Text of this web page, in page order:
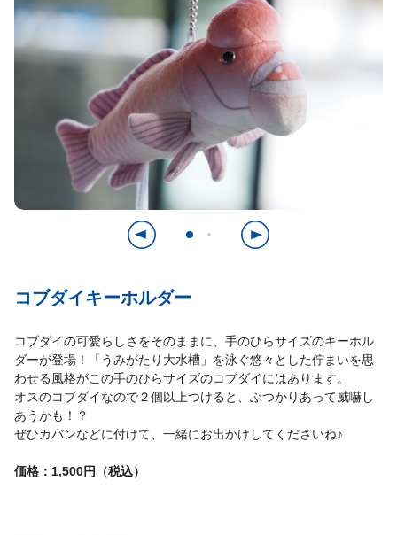
コブダイキーホルダー
コブダイの可愛らしさをそのままに、手のひらサイズのキーホル
ダーが登場！「うみがたり大水槽」を泳ぐ悠々とした佇まいを思
わせる風格がこの手のひらサイズのコブダイにはあります。
オスのコブダイなので２個以上つけると、ぶつかりあって威嚇し
あうかも！？
ぜひカバンなどに付けて、一緒にお出かけしてくださいね♪
価格：1,500円（税込）